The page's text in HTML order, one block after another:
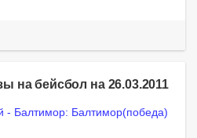
на бейсбол на 26.03.2011
- Балтимор: Балтимор(победа)